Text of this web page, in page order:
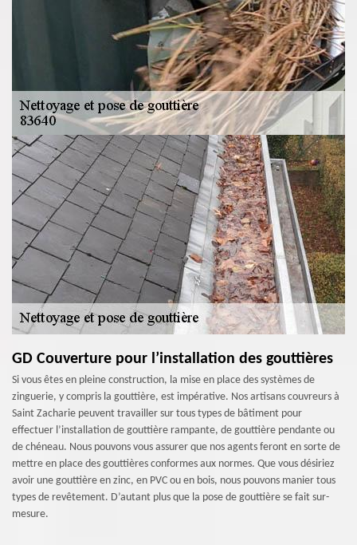
GD Couverture pour l’installation des gouttières
Si vous êtes en pleine construction, la mise en place des systèmes de
zinguerie, y compris la gouttière, est impérative. Nos artisans couvreurs à
Saint Zacharie peuvent travailler sur tous types de bâtiment pour
effectuer l’installation de gouttière rampante, de gouttière pendante ou
de chéneau. Nous pouvons vous assurer que nos agents feront en sorte de
mettre en place des gouttières conformes aux normes. Que vous désiriez
avoir une gouttière en zinc, en PVC ou en bois, nous pouvons manier tous
types de revêtement. D’autant plus que la pose de gouttière se fait sur-
mesure.